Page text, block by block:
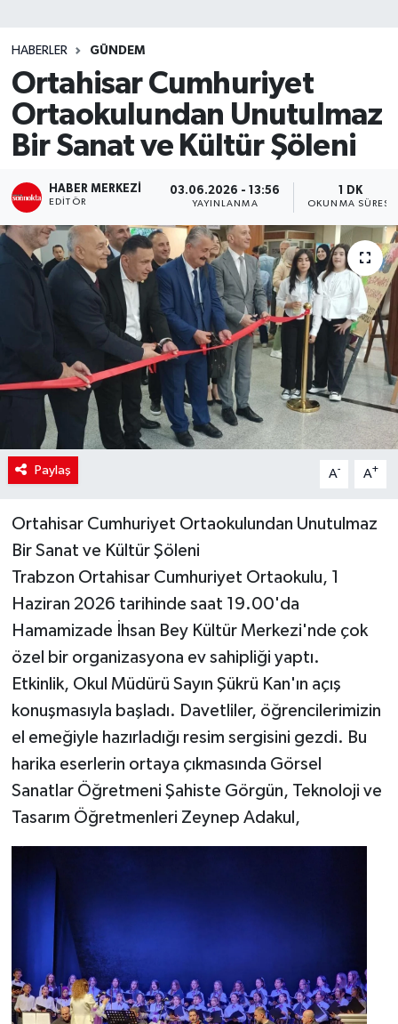
HABERLER GÜNDEM
Ortahisar Cumhuriyet
Ortaokulundan Unutulmaz
Bir Sanat ve Kültür Şöleni
HABER MERKEZI
EDITÖR
03.06.2026 - 13:56
YAYINLANMA
1 DK
OKUNMA SÜRESI
Paylaş A- A+
Ortahisar Cumhuriyet Ortaokulundan Unutulmaz
Bir Sanat ve Kültür Şöleni
Trabzon Ortahisar Cumhuriyet Ortaokulu, 1
Haziran 2026 tarihinde saat 19.00'da
Hamamizade İhsan Bey Kültür Merkezi'nde çok
özel bir organizasyona ev sahipliği yaptı.
Etkinlik, Okul Müdürü Sayın Şükrü Kan'ın açış
konuşmasıyla başladı. Davetliler, öğrencilerimizin
el emeğiyle hazırladığı resim sergisini gezdi. Bu
harika eserlerin ortaya çıkmasında Görsel
Sanatlar Öğretmeni Şahiste Görgün, Teknoloji ve
Tasarım Öğretmenleri Zeynep Adakul,
Teknoloji
TRABZON